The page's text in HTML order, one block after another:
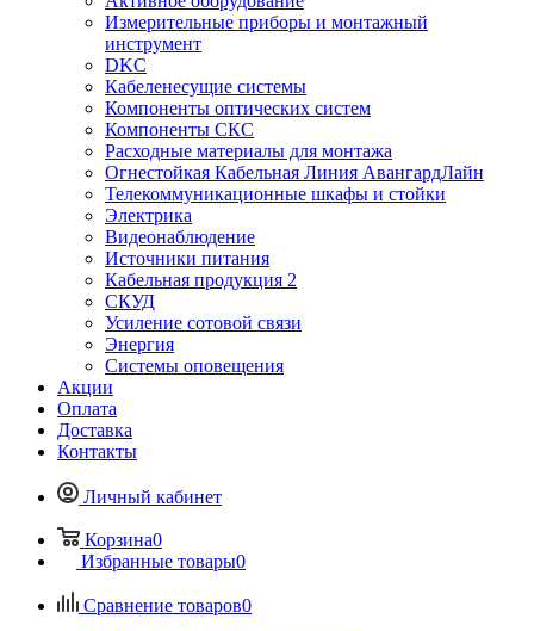
Измерительные приборы и монтажный
инструмент
DKC
Кабеленесущие системы
Компоненты оптических систем
Компоненты СКС
Расходные материалы для монтажа
Огнестойкая Кабельная Линия АвангардЛайн
Телекоммуникационные шкафы и стойки
Электрика
Видеонаблюдение
Источники питания
Кабельная продукция 2
СКУД
Усиление сотовой связи
Энергия
Системы оповещения
Акции
Оплата
Доставка
Контакты
Личный кабинет
Корзина0
Избранные товары0
Сравнение товаров0